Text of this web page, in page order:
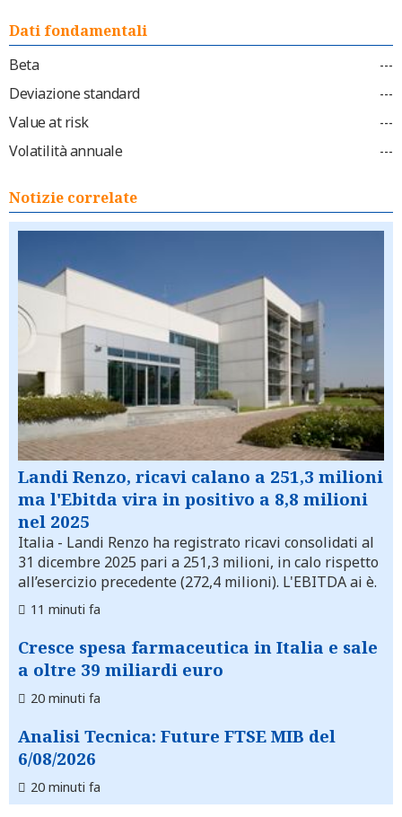
Dati fondamentali
Beta
---
Deviazione standard ---
Value at risk ---
Volatilità annuale ---
Notizie correlate
Landi Renzo, ricavi calano a 251,3 milioni
ma l'Ebitda vira in positivo a 8,8 milioni
nel 2025
Italia - Landi Renzo ha registrato ricavi consolidati al
31 dicembre 2025 pari a 251,3 milioni, in calo rispetto
all’esercizio precedente (272,4 milioni). L'EBITDA ai è.
11 minuti fa
Cresce spesa farmaceutica in Italia e sale
a oltre 39 miliardi euro
20 minuti fa
Analisi Tecnica: Future FTSE MIB del
6/08/2026
20 minuti fa